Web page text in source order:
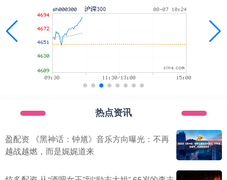
热点资讯
盈配资 《黑神话：钟馗》音乐方向曝光：不再
越战越燃，而是娓娓道来